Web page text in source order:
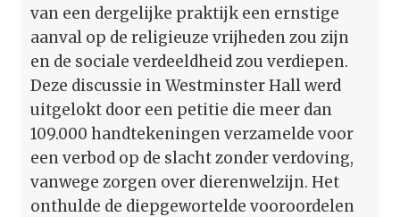
van een dergelijke praktijk een ernstige
aanval op de religieuze vrijheden zou zijn
en de sociale verdeeldheid zou verdiepen.
Deze discussie in Westminster Hall werd
uitgelokt door een petitie die meer dan
109.000 handtekeningen verzamelde voor
een verbod op de slacht zonder verdoving,
vanwege zorgen over dierenwelzijn. Het
onthulde de diepgewortelde vooroordelen